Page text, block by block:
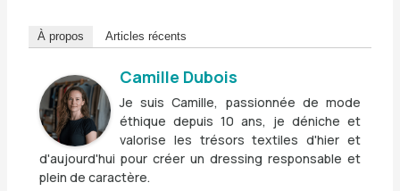
À propos Articles récents
Camille Dubois
Je suis Camille, passionnée de mode
éthique depuis 10 ans, je déniche et
valorise les trésors textiles d'hier et
d'aujourd'hui pour créer un dressing responsable et
plein de caractère.